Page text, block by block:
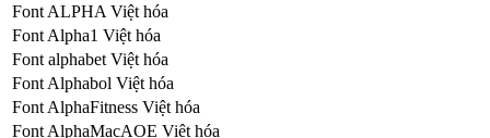
Font ALPHA Việt hóa
Font Alpha1 Việt hóa
Font alphabet Việt hóa
Font Alphabol Việt hóa
Font AlphaFitness Việt hóa
Font AlphaMacAOE Việt hóa